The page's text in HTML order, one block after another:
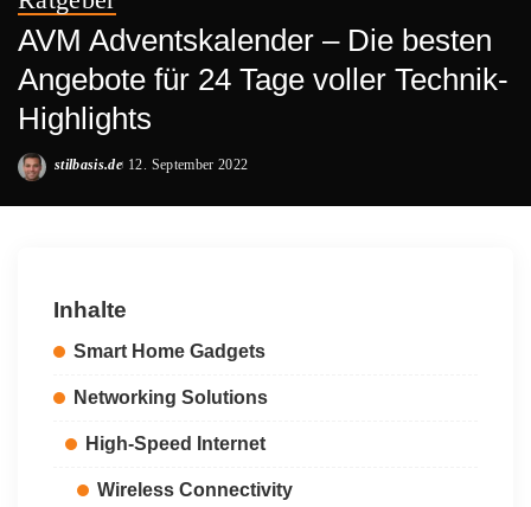
AVM Adventskalender – Die besten
Angebote für 24 Tage voller Technik-
Highlights
Posted
stilbasis.de 12. September 2022
Inhalte
Smart Home Gadgets
Networking Solutions
High-Speed Internet
Wireless Connectivity